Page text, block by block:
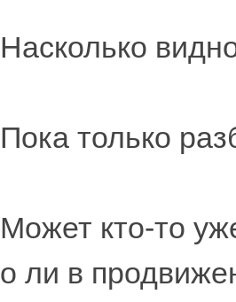
Насколько
Пока только
Может кто-то
о ли в